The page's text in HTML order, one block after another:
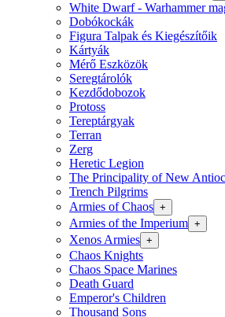
White Dwarf - Warhammer
Dobókockák
Figura Talpak és Kiegészítőik
Kártyák
Mérő Eszközök
Seregtárolók
Kezdődobozok
Protoss
Tereptárgyak
Terran
Zerg
Heretic Legion
The Principality of New
Trench Pilgrims
Armies of Chaos +
Armies of the Imperium +
Xenos Armies +
Chaos Knights
Chaos Space Marines
Death Guard
Emperor's Children
Thousand Sons